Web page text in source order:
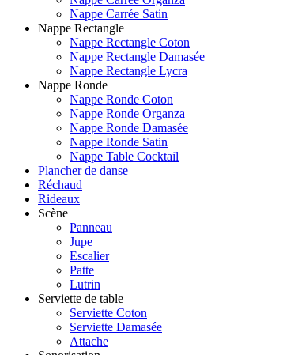
Nappe Carrée Satin
Nappe Rectangle
Nappe Rectangle Coton
Nappe Rectangle Damasée
Nappe Rectangle Lycra
Nappe Ronde
Nappe Ronde Coton
Nappe Ronde Organza
Nappe Ronde Damasée
Nappe Ronde Satin
Nappe Table Cocktail
Plancher de danse
Réchaud
Rideaux
Scène
Panneau
Jupe
Escalier
Patte
Lutrin
Serviette de table
Serviette Coton
Serviette Damasée
Attache